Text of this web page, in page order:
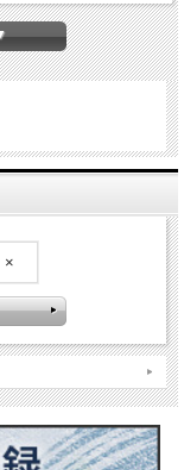
しっかりボディ感がある
のクリーム煮や、アンチ
×